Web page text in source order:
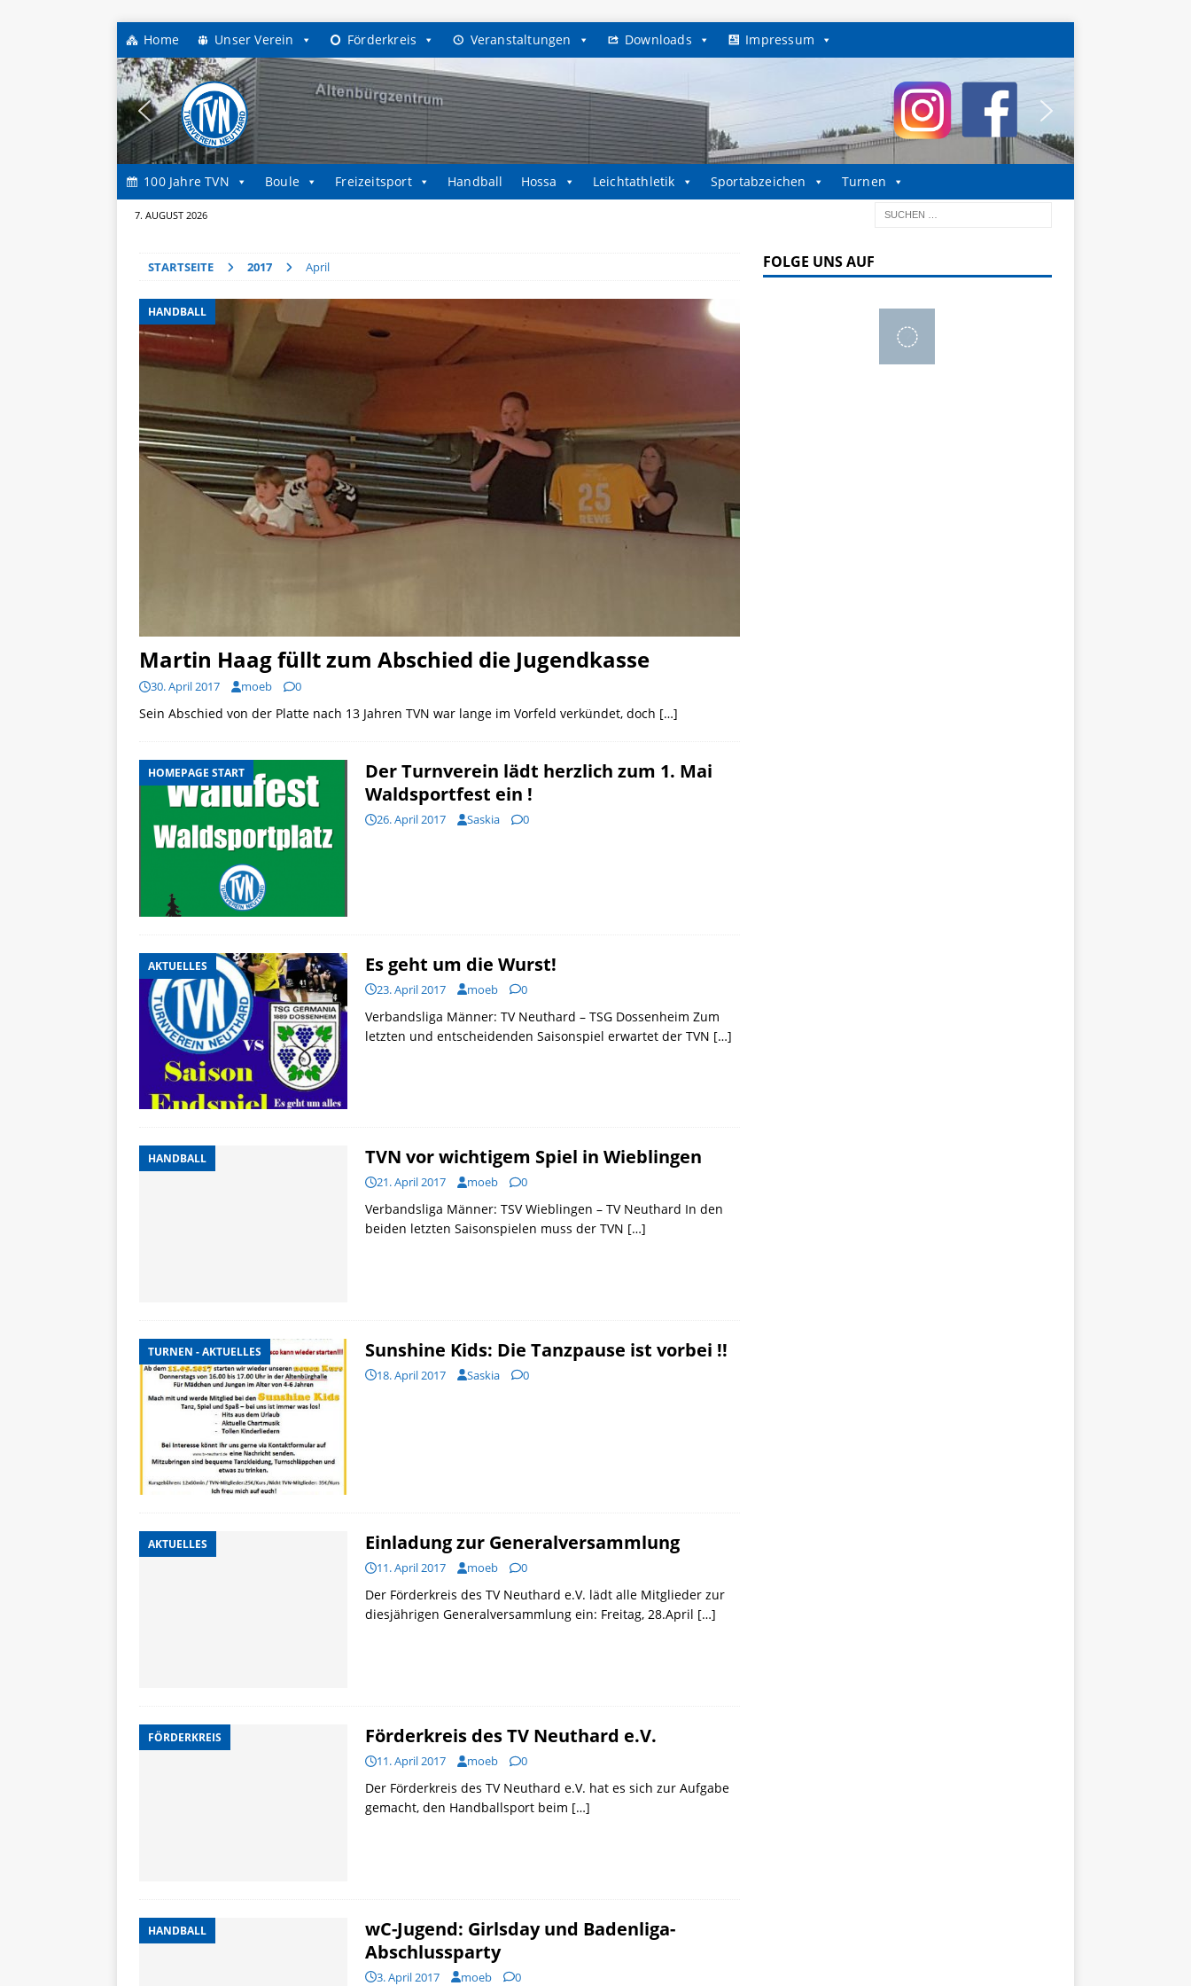
Home Unser Verein Förderkreis Veranstaltungen Downloads Impressum
100 Jahre TVN Boule Freizeitsport Handball Hossa Leichtathletik Sportabzeichen Turnen
7. AUGUST 2026
STARTSEITE 2017 April
HANDBALL
Martin Haag füllt zum Abschied die Jugendkasse
30. April 2017 moeb 0
Sein Abschied von der Platte nach 13 Jahren TVN war lange im Vorfeld verkündet, doch […]
HOMEPAGE START
Der Turnverein lädt herzlich zum 1. Mai
Waldsportfest ein !
26. April 2017 Saskia 0
AKTUELLES Es geht um die Wurst!
23. April 2017 moeb 0
Verbandsliga Männer: TV Neuthard – TSG Dossenheim Zum
letzten und entscheidenden Saisonspiel erwartet der TVN […]
HANDBALL TVN vor wichtigem Spiel in Wieblingen
21. April 2017 moeb 0
Verbandsliga Männer: TSV Wieblingen – TV Neuthard In den
beiden letzten Saisonspielen muss der TVN […]
TURNEN - AKTUELLES Sunshine Kids: Die Tanzpause ist vorbei !!
18. April 2017 Saskia 0
AKTUELLES Einladung zur Generalversammlung
11. April 2017 moeb 0
Der Förderkreis des TV Neuthard e.V. lädt alle Mitglieder zur
diesjährigen Generalversammlung ein: Freitag, 28.April […]
FÖRDERKREIS Förderkreis des TV Neuthard e.V.
11. April 2017 moeb 0
Der Förderkreis des TV Neuthard e.V. hat es sich zur Aufgabe
gemacht, den Handballsport beim […]
HANDBALL
wC-Jugend: Girlsday und Badenliga-
Abschlussparty
3. April 2017 moeb 0
FOLGE UNS AUF